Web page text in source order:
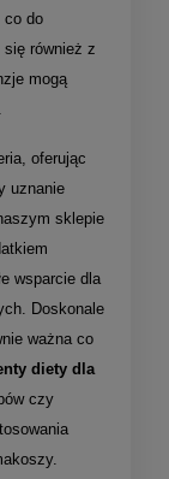
co do
się również z
mogą
oferując
uznanie
sklepie
wsparcie dla
Doskonale
ważna co
diety dla
czy